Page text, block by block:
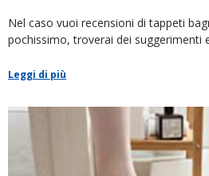
Nel caso vuoi recensioni di tappeti
pochissimo, troverai dei suggerimenti
Leggi di più